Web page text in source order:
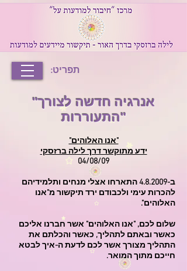
תפריט:
"אנרגיה חדשה לצורך
התעוררות"
"אנו האלוהים"
ידע מתוקשר דרך לילה ברזסקי
04/08/09
ב-4.8.2009 התארחו אצלי מנחים ותלמידיהם
להכרות עימי ולכבודם ירד תיקשור מ"אנו
האלוהים".
שלום לכם, "אנו האלוהים" אשר חברנו אליכם
כאשר ובאתם לתהליך, כאשר והכלתם את
התהליך מצורך אשר לכם לדעת ה-איך לבטא
חייכם מתוך המואר.